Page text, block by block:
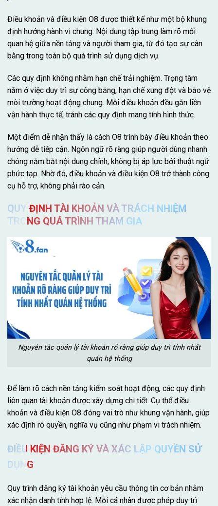
Điều khoản và điều kiện O8 được thiết kế như một bộ khung
định hướng hành vi chung. Nội dung tập trung làm rõ mối
quan hệ giữa nền tảng và người tham gia, từ đó tạo sự cân
bằng trong toàn bộ quá trình sử dụng dịch vụ.
Các quy định không nhằm hạn chế trải nghiệm. Trọng tâm
nằm ở việc duy trì sự công bằng, hạn chế xung đột và bảo vệ
môi trường hoạt động chung. Mỗi điều khoản đều gắn liền
vận hành thực tế, tránh các quy định mang tính hình thức.
Một điểm dễ nhận thấy là cách O8 trình bày điều khoản theo
hướng dễ tiếp cận. Ngôn ngữ rõ ràng giúp người dùng nhanh
chóng nắm bắt nội dung chính, không bị áp lực bởi thuật ngữ
phức tạp. Nhờ đó, điều khoản và điều kiện O8 trở thành công
cụ hỗ trợ, không phải rào cản.
QUY ĐỊNH TÀI KHOẢN VÀ TRÁCH NHIỆM
TRONG QUÁ TRÌNH THAM GIA
Nguyên tắc quản lý tài khoản rõ ràng giúp duy trì tính nhất
quán hệ thống
Để làm rõ cách nền tảng kiểm soát hoạt động, các quy định
liên quan tài khoản được xây dựng chi tiết. Cụ thể điều
khoản và điều kiện O8 đóng vai trò như khung vận hành, giúp
xác định rõ quyền, nghĩa vụ cũng như phạm vi trách nhiệm.
ĐIỀU KIỆN ĐĂNG KÝ VÀ XÁC LẬP QUYỀN SỬ
DỤNG
Quy trình đăng ký tài khoản yêu cầu thông tin cơ bản nhằm
xác nhận danh tính hợp lệ. Mỗi cá nhân được phép duy trì